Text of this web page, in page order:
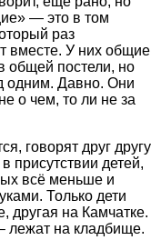
— это в том
раз
вместе. У них общие
общей постели, но
одним. Давно. Они
о чем, то ли не за
говорят друг другу
присутствии детей,
всё меньше и
Только дети
другая на Камчатке.
лежат на кладбище.